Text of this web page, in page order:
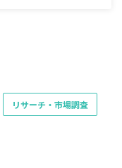
リサーチ・市場調査